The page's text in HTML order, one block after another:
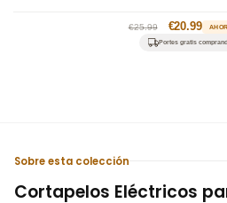
Precio
habitual
€25.99
Precio
de
€20.99
Portes gratis
Sobre esta colección
Cortapelos Eléctricos